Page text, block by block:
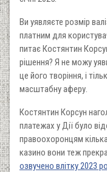
Ви уявляєте розмір
платним для
питає Костянтин
рішення? Я не можу
це його творіння, і
масштабну аферу.
Костянтин Корсун
платежах у Дії було
правоохоронцям
казино вони теж
озвучено влітку 2023